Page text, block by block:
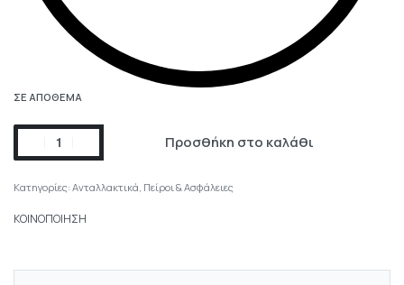
ΣΕ ΑΠΌΘΕΜΑ
Προσθήκη στο καλάθι
Κατηγορίες: Ανταλλακτικά Πείροι & Ασφάλειες
ΚΟΙΝΟΠΟΙΗΣΗ